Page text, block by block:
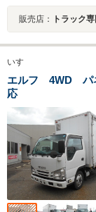
販売店： トラック
いすゞ
エルフ 4WD パ
応